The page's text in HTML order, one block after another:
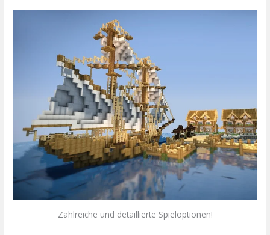
Zahlreiche und detaillierte Spieloptionen!